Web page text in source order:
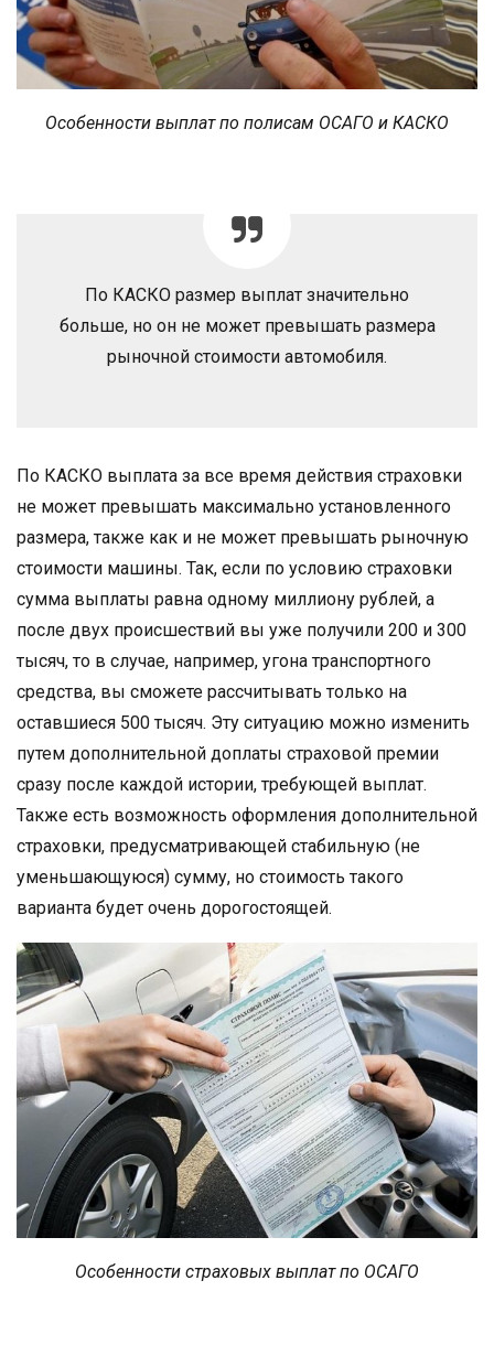
Особенности выплат по полисам ОСАГО и КАСКО
По КАСКО размер выплат значительно
больше, но он не может превышать размера
рыночной стоимости автомобиля.
По КАСКО выплата за все время действия страховки
не может превышать максимально установленного
размера, также как и не может превышать рыночную
стоимости машины. Так, если по условию страховки
сумма выплаты равна одному миллиону рублей, а
после двух происшествий вы уже получили 200 и 300
тысяч, то в случае, например, угона транспортного
средства, вы сможете рассчитывать только на
оставшиеся 500 тысяч. Эту ситуацию можно изменить
путем дополнительной доплаты страховой премии
сразу после каждой истории, требующей выплат.
Также есть возможность оформления дополнительной
страховки, предусматривающей стабильную (не
уменьшающуюся) сумму, но стоимость такого
варианта будет очень дорогостоящей.
Особенности страховых выплат по ОСАГО